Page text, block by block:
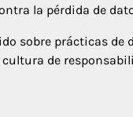
la pérdida de
sobre prácticas
de